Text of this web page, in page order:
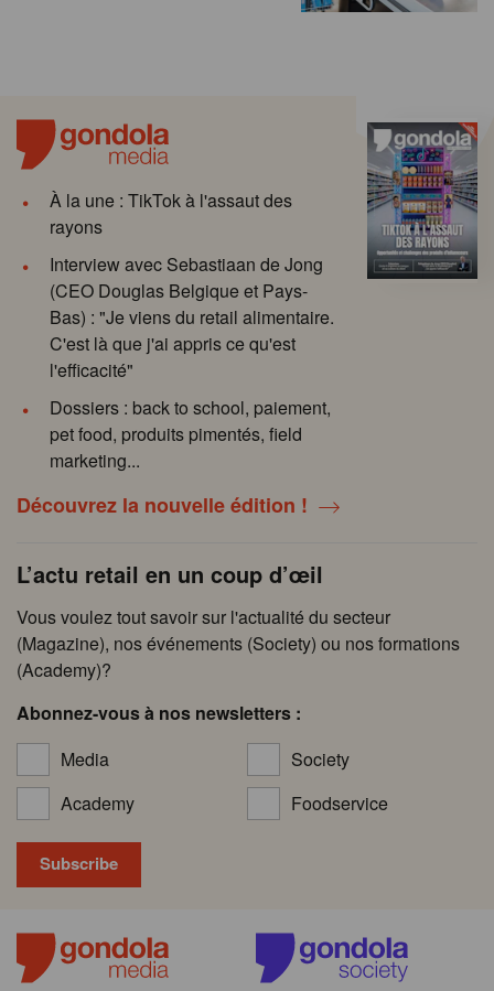
À la une : TikTok à l'assaut des
rayons
Interview avec Sebastiaan de Jong
(CEO Douglas Belgique et Pays-
Bas) : "Je viens du retail alimentaire.
C'est là que j'ai appris ce qu'est
l'efficacité"
Dossiers : back to school, paiement,
pet food, produits pimentés, field
marketing...
Découvrez la nouvelle édition !
L’actu retail en un coup d’œil
Vous voulez tout savoir sur l'actualité du secteur
(Magazine), nos événements (Society) ou nos formations
(Academy)?
Abonnez-vous à nos newsletters :
Media
Society
Academy
Foodservice